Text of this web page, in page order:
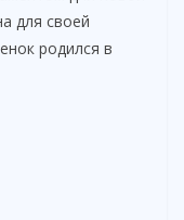
для своей
родился в